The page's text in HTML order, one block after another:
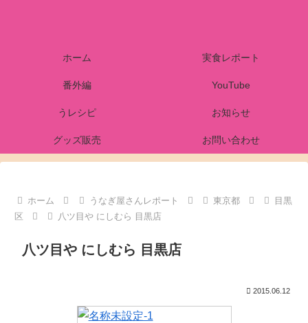
ホーム 実食レポート
番外編 YouTube
うレシピ お知らせ
グッズ販売 お問い合わせ
ホーム うなぎ屋さんレポート 東京都
目黒
区
八ツ目や にしむら 目黒店
八ツ目や にしむら 目黒店
2015.06.12